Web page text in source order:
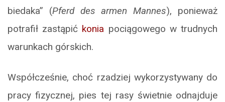
biedaka” (Pferd des armen Mannes), ponieważ
potrafił zastąpić konia pociągowego w trudnych
warunkach górskich.
Współcześnie, choć rzadziej wykorzystywany do
pracy fizycznej, pies tej rasy świetnie odnajduje